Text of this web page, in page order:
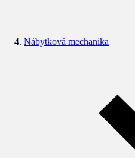
Nábytková mechanika